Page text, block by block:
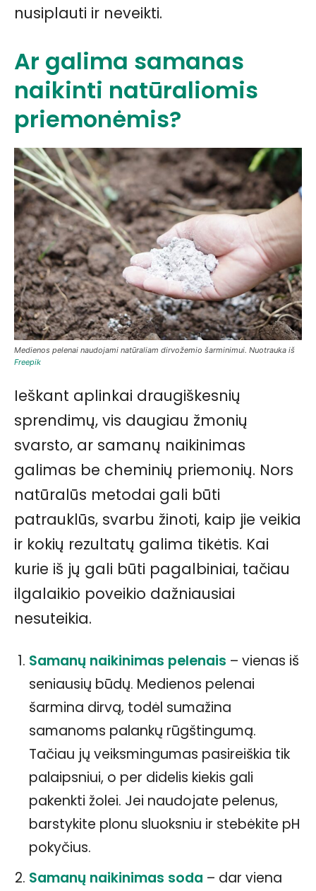
nusiplauti ir neveikti.
Ar galima samanas
naikinti natūraliomis
priemonėmis?
Medienos pelenai naudojami natūraliam dirvožemio šarminimui. Nuotrauka iš
Freepik
Ieškant aplinkai draugiškesnių
sprendimų, vis daugiau žmonių
svarsto, ar samanų naikinimas
galimas be cheminių priemonių. Nors
natūralūs metodai gali būti
patrauklūs, svarbu žinoti, kaip jie veikia
ir kokių rezultatų galima tikėtis. Kai
kurie iš jų gali būti pagalbiniai, tačiau
ilgalaikio poveikio dažniausiai
nesuteikia.
Samanų naikinimas pelenais – vienas iš
seniausių būdų. Medienos pelenai
šarmina dirvą, todėl sumažina
samanoms palankų rūgštingumą.
Tačiau jų veiksmingumas pasireiškia tik
palaipsniui, o per didelis kiekis gali
pakenkti žolei. Jei naudojate pelenus,
barstykite plonu sluoksniu ir stebėkite pH
pokyčius.
Samanų naikinimas soda – dar viena